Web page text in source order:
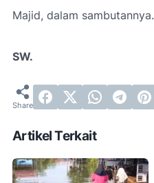
Majid, dalam sambutannya.
SW.
Artikel Terkait